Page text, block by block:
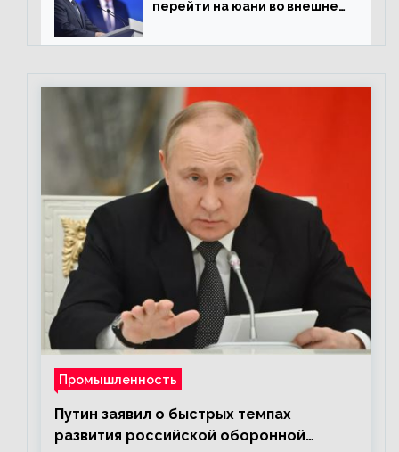
перейти на юани во внешней
Промышленность
Путин заявил о быстрых темпах
развития российской оборонной